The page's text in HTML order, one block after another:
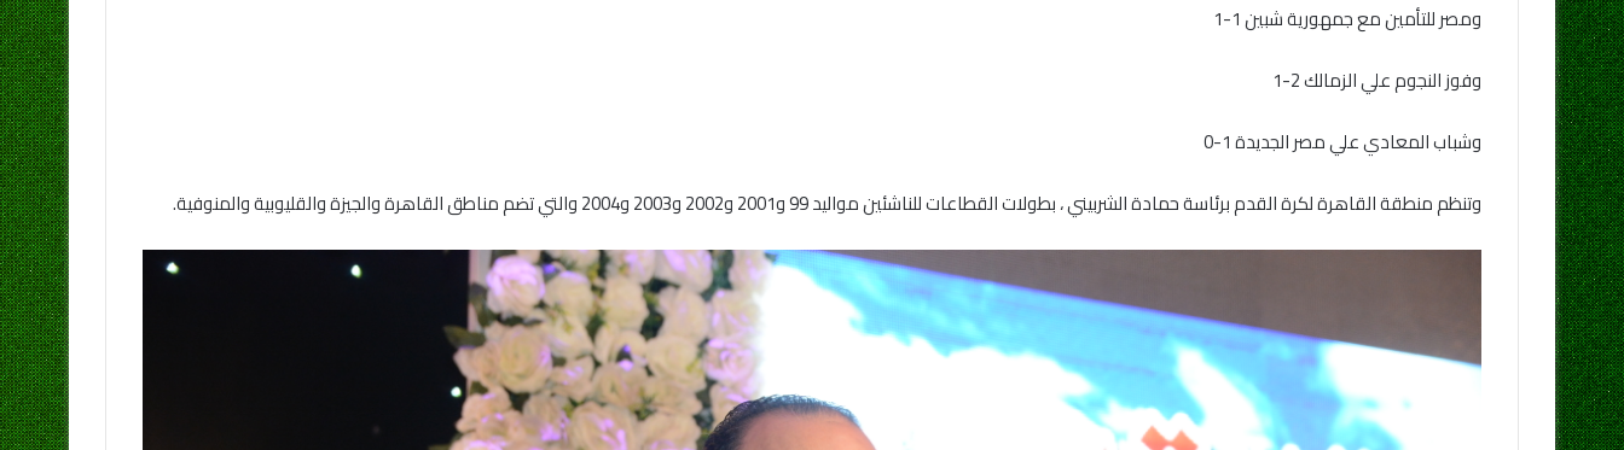
ومصر للتأمين مع جمهورية شبين 1-1
وفوز النجوم علي الزمالك 2-1
وشباب المعادي علي مصر الجديدة 1-0
وتنظم منطقة القاهرة لكرة القدم برئاسة حمادة الشربيني ، بطولات القطاعات للناشئين مواليد 99 و2001 و2002 و2003 و2004 والتي تضم مناطق القاهرة والجيزة والقليوبية والمنوفية.